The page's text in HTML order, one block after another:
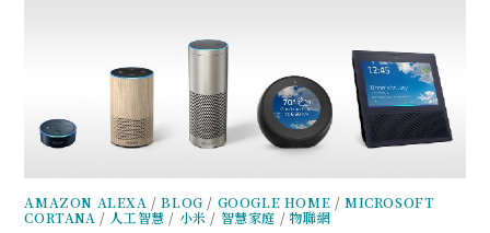
AMAZON ALEXA /BLOG / GOOGLE HOME /MICROSOFT
CORTANA / 人工智慧 / 小米/ 智慧家庭 / 物聯網